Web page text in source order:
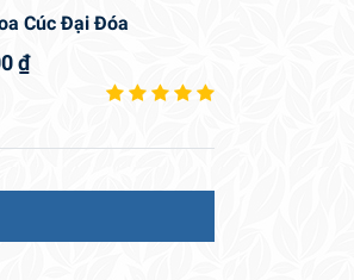
Cúc Đại Đóa
₫